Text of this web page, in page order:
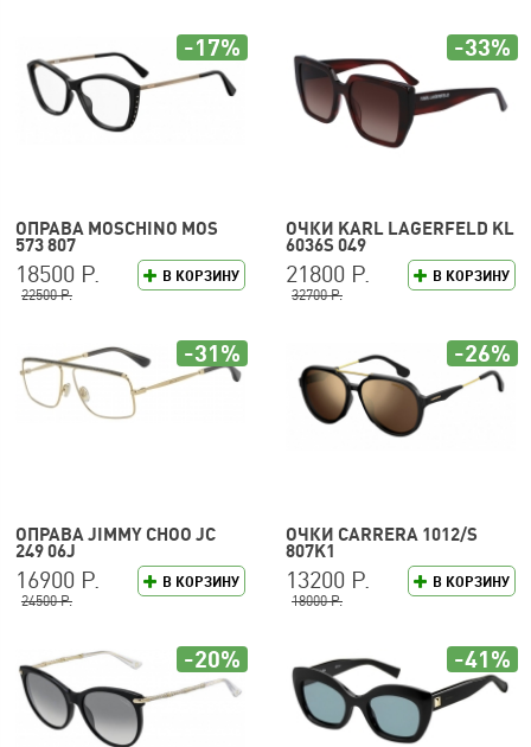
ОПРАВА MOSCHINO MOS
573 807
В КОРЗИНУ
18500 Р.
22500 Р.
-17%
ОЧКИ KARL LAGERFELD KL
6036S 049
В КОРЗИНУ
21800 Р.
32700 Р.
-33%
ОПРАВА JIMMY CHOO JC
249 06J
В КОРЗИНУ
16900 Р.
24500 Р.
-31%
ОЧКИ CARRERA 1012/S
807K1
В КОРЗИНУ
13200 Р.
18000 Р.
-26%
-20% -41%